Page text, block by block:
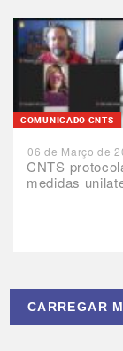
CNTS
medidas
COMUNICADO CNTS
06 de Março de
CARREGAR